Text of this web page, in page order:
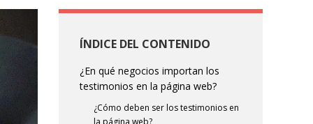
ÍNDICE DEL CONTENIDO
¿En qué negocios importan los
testimonios en la página web?
¿Cómo deben ser los testimonios en